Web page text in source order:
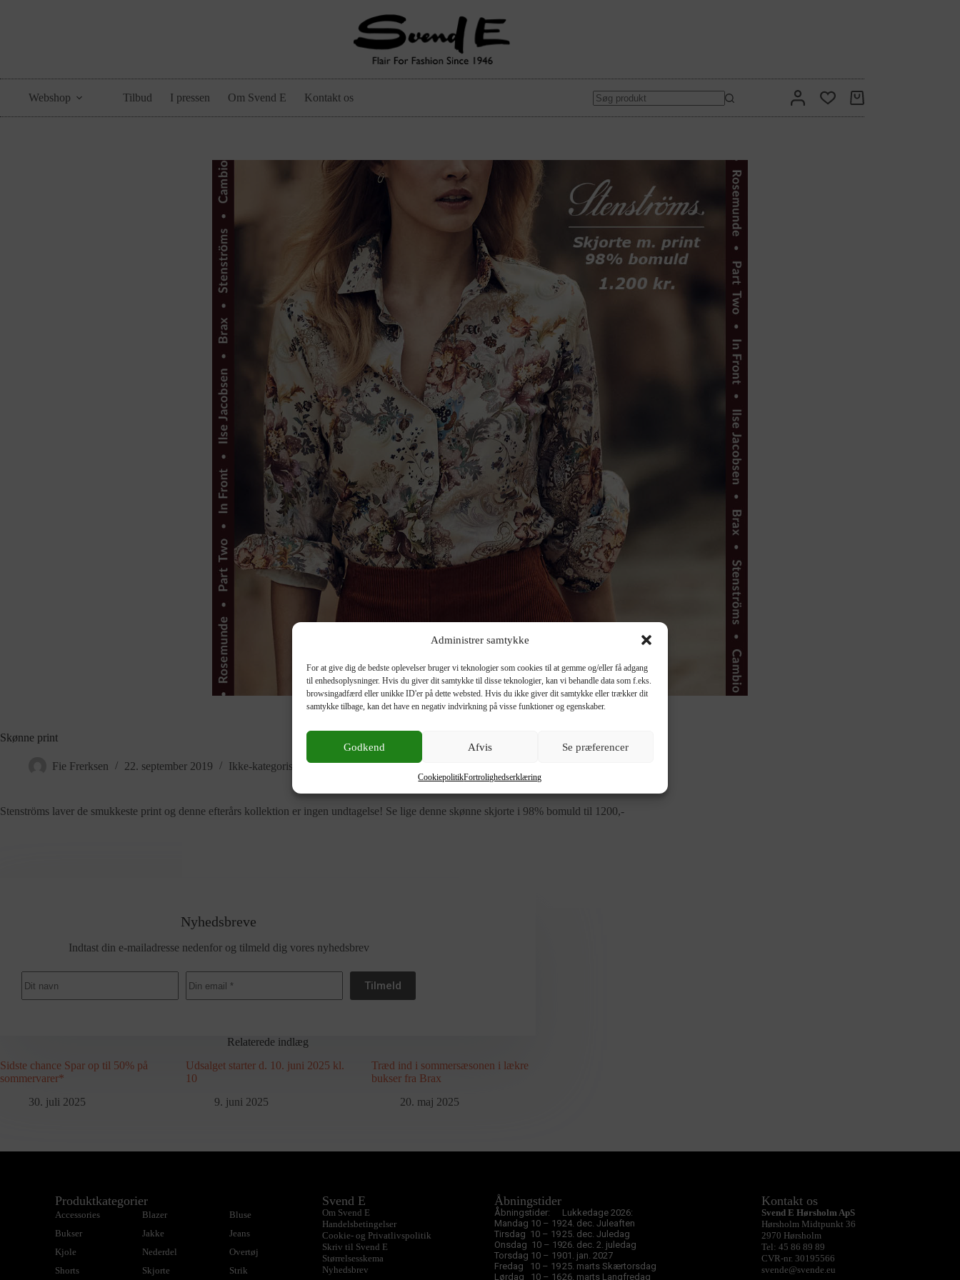
Administrer samtykke
For at give dig de bedste oplevelser bruger vi teknologier som cookies til at gemme og/eller få adgang
til enhedsoplysninger. Hvis du giver dit samtykke til disse teknologier, kan vi behandle data som f.eks.
browsingadfærd eller unikke ID'er på dette websted. Hvis du ikke giver dit samtykke eller trækker dit
samtykke tilbage, kan det have en negativ indvirkning på visse funktioner og egenskaber.
Godkend Afvis Se præferencer
CookiepolitikFortrolighedserklæring
Webshop Tilbud I pressen Om Svend E Kontakt os
Skønne print
Fie Frerksen 22. september 2019 Ikke-kategoriseret
Stenströms laver de smukkeste print og denne efterårs kollektion er ingen undtagelse! Se lige denne skønne skjorte i 98% bomuld til 1200,-
Nyhedsbreve
Indtast din e-mailadresse nedenfor og tilmeld dig vores nyhedsbrev
Tilmeld
Relaterede indlæg
Sidste chance Spar op til 50% på
sommervarer*
30. juli 2025
Udsalget starter d. 10. juni 2025 kl.
10
9. juni 2025
Træd ind i sommersæsonen i lækre
bukser fra Brax
20. maj 2025
Produktkategorier
Accessories Blazer
Bluse
Bukser
Jakke
Jeans
Kjole
Nederdel
Overtøj
Shorts
Skjorte Strik
Svend E
Om Svend E
Handelsbetingelser
Cookie- og Privatlivspolitik
Skriv til Svend E
Størrelsesskema
Nyhedsbrev
Åbningstider
Åbningstider:
Mandag 10 – 19
Tirsdag 10 – 19
Onsdag 10 – 19
Torsdag 10 – 19
Fredag 10 – 19
Lørdag 10 – 16
Lukkedage 2026:
24. dec. Juleaften
25. dec. Juledag
26. dec. 2. juledag
01. jan. 2027
25. marts Skærtorsdag
26. marts Langfredag
Kontakt os
Svend E Hørsholm ApS
Hørsholm Midtpunkt 36
2970 Hørsholm
Tel: 45 86 89 89
CVR-nr. 30195566
svende@svende.eu